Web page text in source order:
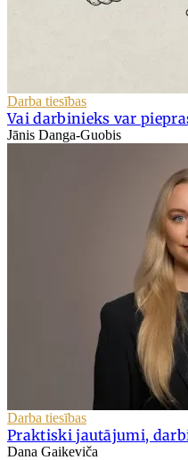
Darba tiesības
Vai darbinieks var
Jānis Danga-Guobis
Darba tiesības
Praktiski jautājumi,
Dana Gaikeviča